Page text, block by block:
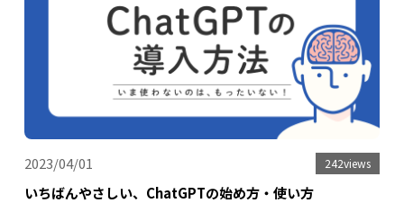
いちばんやさしい、ChatGPTの始め方・使い方
2023/04/01 242views